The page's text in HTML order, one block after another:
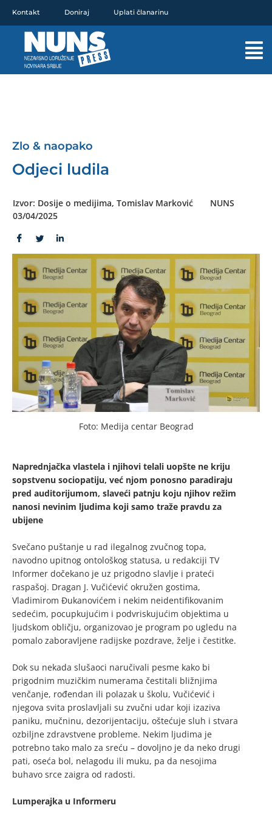
sadržaj
Kontakt Doniraj Uplati članarinu
Zlo & naopako
Odjeci ludila
Izvor: Dosije o medijima, Tomislav Marković
NUNS
03/04/2025
Foto: Medija centar Beograd
Naprednjačka vlastela i njihovi telali uopšte ne kriju
sopstvenu sociopatiju, već njom ponosno paradiraju
pred auditorijumom, slaveći patnju koju njihov režim
nanosi nevinim ljudima koji samo traže pravdu za
ubijene
Svečano puštanje u rad ilegalnog zvučnog topa,
navodno upitnog ontološkog statusa, u redakciji TV
Informer dočekano je uz prigodno slavlje i prateći
raspašoj. Dragan J. Vučićević okružen gostima,
Vladimirom Đukanovićem i nekim neidentifikovanim
sedećim, pocupkujućim i podvriskujućim objektima u
ljudskom obličju, organizovao je program po ugledu na
pomalo zaboravljene radijske pozdrave, želje i čestitke.
Dok su nekada slušaoci naručivali pesme kako bi
prigodnim muzičkim numerama čestitali bližnjima
venčanje, rođendan ili polazak u školu, Vučićević i
njegova svita proslavljali su zvučni udar koji izaziva
paniku, mučninu, dezorijentaciju, oštećuje sluh i stvara
ozbiljne zdravstvene probleme. Nekim ljudima je
potrebno tako malo za sreću – dovoljno je da neko drugi
pati, oseća bol, nelagodu ili muku, pa da nesojima
buhavo srce zaigra od radosti.
Lumperajka u Informeru